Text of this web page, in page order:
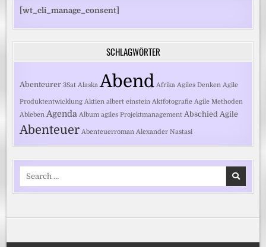
[wt_cli_manage_consent]
SCHLAGWÖRTER
Abenteurer 3Sat Alaska Abend Afrika Agiles Denken Agile
Produktentwicklung Aktien albert einstein Aktfotografie Agile Methoden
Ableben Agenda Album agiles Projektmanagement Abschied Agile
Abenteuer Abenteuerroman Alexander Nastasi